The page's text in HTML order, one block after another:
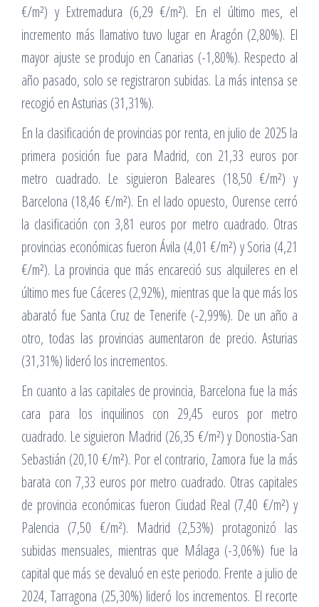
€/m²) y Extremadura (6,29 €/m²). En el último mes, el
incremento más llamativo tuvo lugar en Aragón (2,80%). El
mayor ajuste se produjo en Canarias (-1,80%). Respecto al
año pasado, solo se registraron subidas. La más intensa se
recogió en Asturias (31,31%).
En la clasificación de provincias por renta, en julio de 2025 la
primera posición fue para Madrid, con 21,33 euros por
metro cuadrado. Le siguieron Baleares (18,50 €/m²) y
Barcelona (18,46 €/m²). En el lado opuesto, Ourense cerró
la clasificación con 3,81 euros por metro cuadrado. Otras
provincias económicas fueron Ávila (4,01 €/m²) y Soria (4,21
€/m²). La provincia que más encareció sus alquileres en el
último mes fue Cáceres (2,92%), mientras que la que más los
abarató fue Santa Cruz de Tenerife (-2,99%). De un año a
otro, todas las provincias aumentaron de precio. Asturias
(31,31%) lideró los incrementos.
En cuanto a las capitales de provincia, Barcelona fue la más
cara para los inquilinos con 29,45 euros por metro
cuadrado. Le siguieron Madrid (26,35 €/m²) y Donostia-San
Sebastián (20,10 €/m²). Por el contrario, Zamora fue la más
barata con 7,33 euros por metro cuadrado. Otras capitales
de provincia económicas fueron Ciudad Real (7,40 €/m²) y
Palencia (7,50 €/m²). Madrid (2,53%) protagonizó las
subidas mensuales, mientras que Málaga (-3,06%) fue la
capital que más se devaluó en este periodo. Frente a julio de
2024, Tarragona (25,30%) lideró los incrementos. El recorte